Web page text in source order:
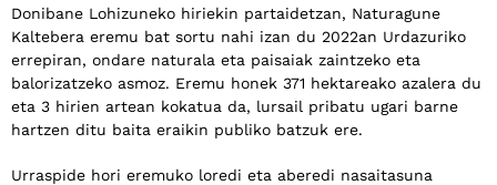
Donibane Lohizuneko hiriekin partaidetzan, Naturagune
Kaltebera eremu bat sortu nahi izan du 2022an Urdazuriko
errepiran, ondare naturala eta paisaiak zaintzeko eta
balorizatzeko asmoz. Eremu honek 371 hektareako azalera du
eta 3 hirien artean kokatua da, lursail pribatu ugari barne
hartzen ditu baita eraikin publiko batzuk ere.
Urraspide hori eremuko loredi eta aberedi nasaitasuna